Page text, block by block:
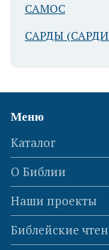
САМОС
САРДЫ
Меню
Каталог
О Библии
Наши проекты
Библейские